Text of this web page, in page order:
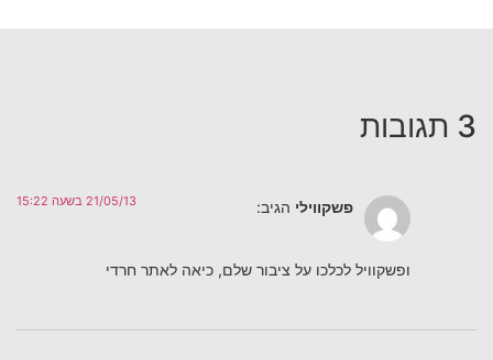
3 תגובות
פשקווילי הגיב: 21/05/13 בשעה 15:22
ופשקוויל לכלכו על ציבור שלם, כיאה לאתר חרדי